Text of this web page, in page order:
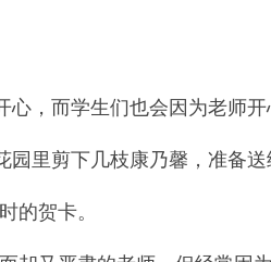
，而学生们也会因为老师开
里剪下几枝康乃馨，准备送
的贺卡。